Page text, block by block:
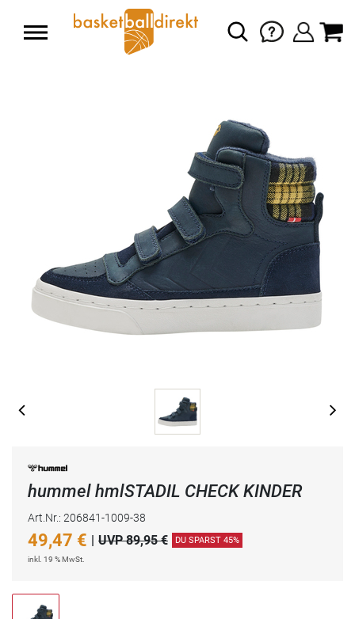
hummel hmlSTADIL CHECK KINDER
Art.Nr.: 206841-1009-38
49,47 € | UVP 89,95 € DU SPARST 45%
inkl. 19 % MwSt.